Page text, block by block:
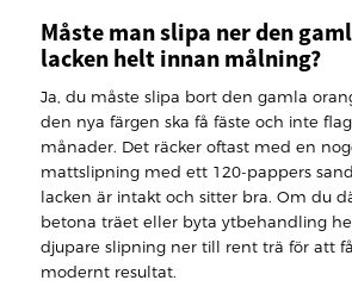
Måste man slipa ner den
lacken helt innan målning?
Ja, du måste slipa bort den gamla
den nya färgen ska få fäste och inte
månader. Det räcker oftast med en
mattslipning med ett 120-pappers
lacken är intakt och sitter bra. Om du
betona träet eller byta ytbehandling
djupare slipning ner till rent trä för att
modernt resultat.